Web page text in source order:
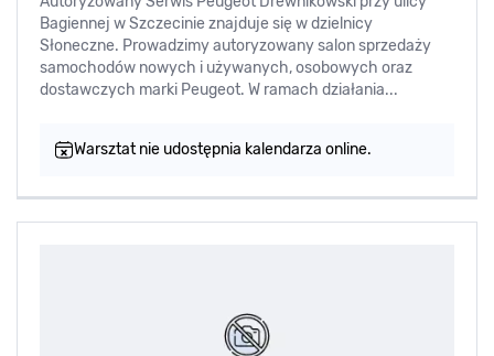
Bagiennej w Szczecinie znajduje się w dzielnicy
Słoneczne. Prowadzimy autoryzowany salon sprzedaży
samochodów nowych i używanych, osobowych oraz
dostawczych marki Peugeot. W ramach działania...
Warsztat nie udostępnia kalendarza online.